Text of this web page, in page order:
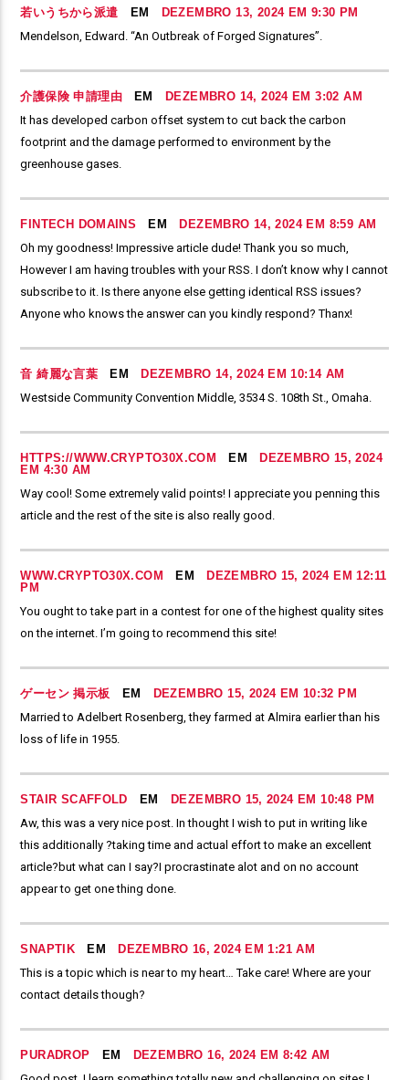
若いうちから派遣 EM
DEZEMBRO 13, 2024 EM 9:30 PM
Mendelson, Edward. “An Outbreak of Forged Signatures”.
介護保険 申請理由EM
DEZEMBRO 14, 2024 EM 3:02 AM
It has developed carbon offset system to cut back the carbon
footprint and the damage performed to environment by the
greenhouse gases.
FINTECH DOMAINS EM
DEZEMBRO 14, 2024 EM 8:59 AM
Oh my goodness! Impressive article dude! Thank you so much,
However I am having troubles with your RSS. I don’t know why I cannot
subscribe to it. Is there anyone else getting identical RSS issues?
Anyone who knows the answer can you kindly respond? Thanx!
音 綺麗な言葉 EM
DEZEMBRO 14, 2024 EM 10:14 AM
Westside Community Convention Middle, 3534 S. 108th St., Omaha.
HTTPS://WWW.CRYPTO30X.COM EM
DEZEMBRO 15, 2024
EM 4:30 AM
Way cool! Some extremely valid points! I appreciate you penning this
article and the rest of the site is also really good.
WWW.CRYPTO30X.COM EM
DEZEMBRO 15, 2024 EM 12:11
PM
You ought to take part in a contest for one of the highest quality sites
on the internet. I’m going to recommend this site!
ゲーセン 掲示板 EM
DEZEMBRO 15, 2024 EM 10:32 PM
Married to Adelbert Rosenberg, they farmed at Almira earlier than his
loss of life in 1955.
STAIR SCAFFOLD EM
DEZEMBRO 15, 2024 EM 10:48 PM
Aw, this was a very nice post. In thought I wish to put in writing like
this additionally ?taking time and actual effort to make an excellent
article?but what can I say?I procrastinate alot and on no account
appear to get one thing done.
SNAPTIK EM
DEZEMBRO 16, 2024 EM 1:21 AM
This is a topic which is near to my heart… Take care! Where are your
contact details though?
PURADROP EM
DEZEMBRO 16, 2024 EM 8:42 AM